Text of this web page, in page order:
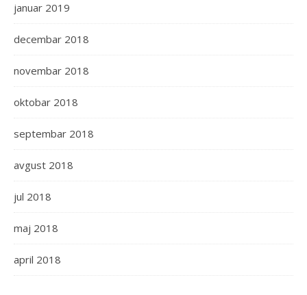
januar 2019
decembar 2018
novembar 2018
oktobar 2018
septembar 2018
avgust 2018
jul 2018
maj 2018
april 2018